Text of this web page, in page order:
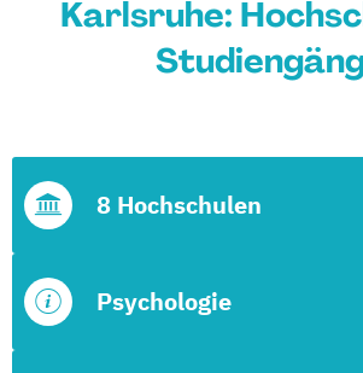
Karlsruhe:
Psychologie
8 Hochschulen